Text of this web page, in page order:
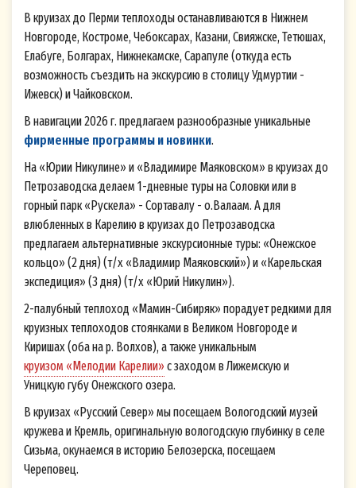
В круизах до Перми теплоходы останавливаются в Нижнем
Новгороде, Костроме, Чебоксарах, Казани, Свияжске, Тетюшах,
Елабуге, Болгарах, Нижнекамске, Сарапуле (откуда есть
возможность съездить на экскурсию в столицу Удмуртии -
Ижевск) и Чайковском.
В навигации 2026 г. предлагаем разнообразные уникальные
фирменные программы и новинки.
На «Юрии Никулине» и «Владимире Маяковском» в круизах до
Петрозаводска делаем 1-дневные туры на Соловки или в
горный парк «Рускела» - Сортавалу - о.Валаам. А для
влюбленных в Карелию в круизах до Петрозаводска
предлагаем альтернативные экскурсионные туры: «Онежское
кольцо» (2 дня) (т/х «Владимир Маяковский») и «Карельская
экспедиция» (3 дня) (т/х «Юрий Никулин»).
2-палубный теплоход «Мамин-Сибиряк» порадует редкими для
круизных теплоходов стоянками в Великом Новгороде и
Киришах (оба на р. Волхов), а также уникальным
круизом «Мелодии Карелии» с заходом в Лижемскую и
Уницкую губу Онежского озера.
В круизах «Русский Север» мы посещаем Вологодский музей
кружева и Кремль, оригинальную вологодскую глубинку в селе
Сизьма, окунаемся в историю Белозерска, посещаем
Череповец.